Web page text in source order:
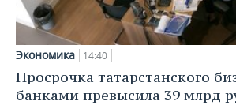
Экономика 14:40
Просрочка татарстанского
банками превысила 39 млрд